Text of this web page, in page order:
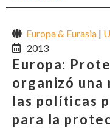
Europa & Eurasia |
2013
Europa:
organizó una
las políticas
para la